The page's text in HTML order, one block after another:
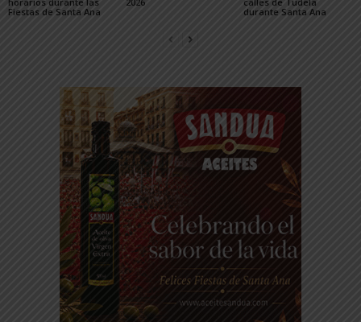
Fiestas de Santa Ana
durante Santa Ana